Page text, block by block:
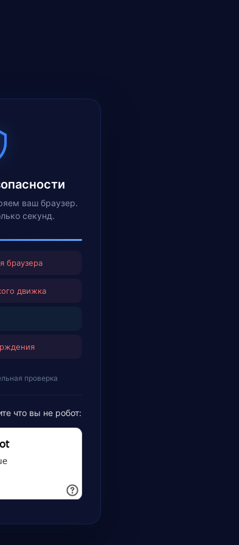
ваш браузер.
секунд.
браузера
движка
проверка
что вы не робот: